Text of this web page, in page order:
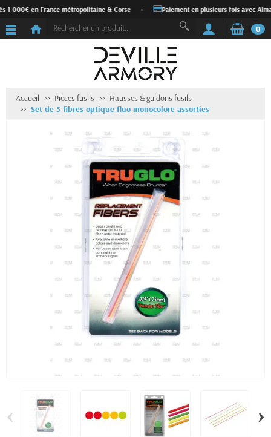
1 000€ en France métropolitaine & Corse Paiement en plusieurs fois avec Alma
0
Accueil Pieces fusils
Hausses & guidons fusils
Set de 5 fibres optique fluo monocolore assorties
‹ ›